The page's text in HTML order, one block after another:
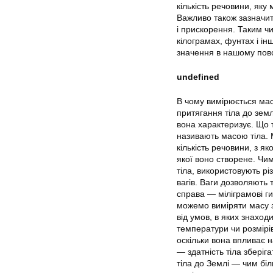
кількість речовини,
Важливо також
і прискорення. Таким
кілограмах, фунтах і
значення в нашому
undefined
В чому вимірюється
притягання тіла до
вона характеризує. Що
називають масою тіла.
кількість речовини, з
якої воно створене.
тіла, використовують
вагів. Ваги
справа — міліграмові
можемо виміряти масу
від умов, в яких
температури чи
оскільки вона впливає
— здатність тіла
тіла до Землі — чим